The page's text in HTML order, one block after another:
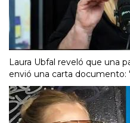
Laura Ubfal reveló que una
envió una carta documento: